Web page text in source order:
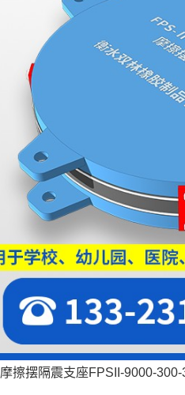
摩擦摆隔震支座FPSII-9000-300-